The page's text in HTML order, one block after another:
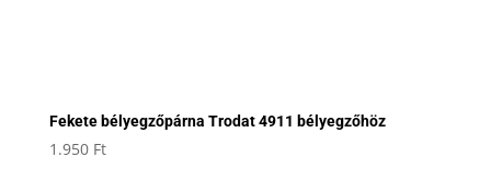
Fekete bélyegzőpárna Trodat 4911 bélyegzőhöz
1.950 Ft